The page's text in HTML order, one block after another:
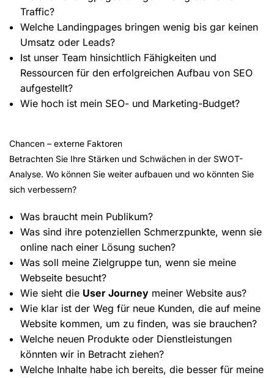
Traffic?
Welche Landingpages bringen wenig bis gar keinen
Umsatz oder Leads?
Ist unser Team hinsichtlich Fähigkeiten und
Ressourcen für den erfolgreichen Aufbau von SEO
aufgestellt?
Wie hoch ist mein SEO- und Marketing-Budget?
Chancen – externe Faktoren
Betrachten Sie Ihre Stärken und Schwächen in der SWOT-
Analyse. Wo können Sie weiter aufbauen und wo könnten Sie
sich verbessern?
Was braucht mein Publikum?
Was sind ihre potenziellen Schmerzpunkte, wenn sie
online nach einer Lösung suchen?
Was soll meine Zielgruppe tun, wenn sie meine
Webseite besucht?
Wie sieht die User Journeymeiner Website aus?
Wie klar ist der Weg für neue Kunden, die auf meine
Website kommen, um zu finden, was sie brauchen?
Welche neuen Produkte oder Dienstleistungen
könnten wir in Betracht ziehen?
Welche Inhalte habe ich bereits, die besser für meine